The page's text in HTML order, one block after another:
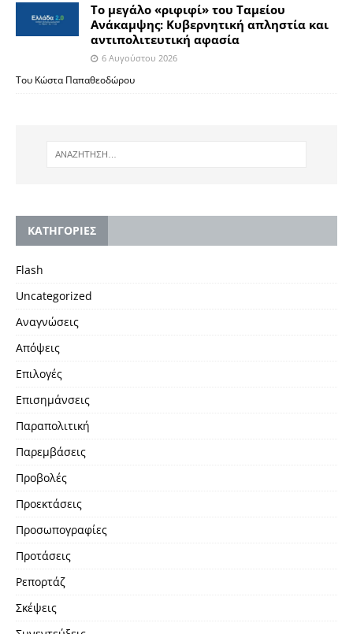
Το μεγάλο «ριφιφί» του Ταμείου
Ανάκαμψης: Κυβερνητική απληστία και
αντιπολιτευτική αφασία
6 Αυγούστου 2026
Του Κώστα Παπαθεοδώρου
KΑΤΗΓΟΡΙΕΣ
Flash
Uncategorized
Αναγνώσεις
Απόψεις
Επιλογές
Επισημάνσεις
Παραπολιτική
Παρεμβάσεις
Προβολές
Προεκτάσεις
Προσωπογραφίες
Προτάσεις
Ρεπορτάζ
Σκέψεις